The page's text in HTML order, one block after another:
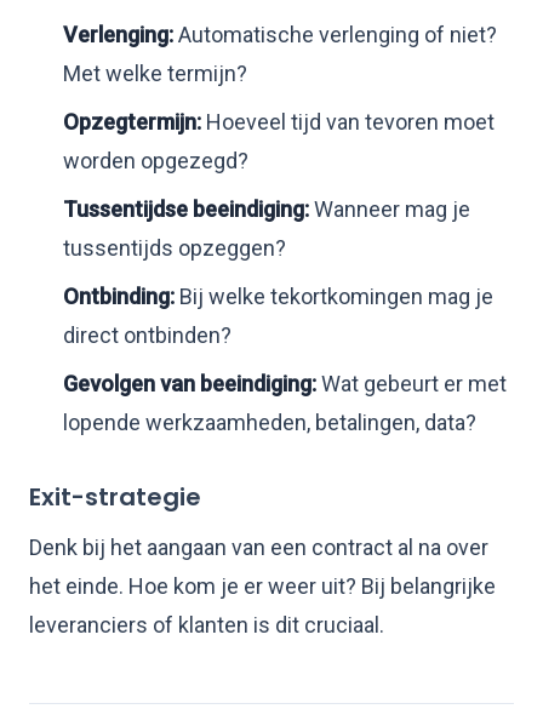
Verlenging:Automatische verlenging of niet?
Met welke termijn?
Opzegtermijn: Hoeveel tijd van tevoren moet
worden opgezegd?
Tussentijdse beeindiging:Wanneer mag je
tussentijds opzeggen?
Ontbinding: Bij welke tekortkomingen mag je
direct ontbinden?
Gevolgen van beeindiging:Wat gebeurt er met
lopende werkzaamheden, betalingen, data?
Exit-strategie
Denk bij het aangaan van een contract al na over
het einde. Hoe kom je er weer uit? Bij belangrijke
leveranciers of klanten is dit cruciaal.